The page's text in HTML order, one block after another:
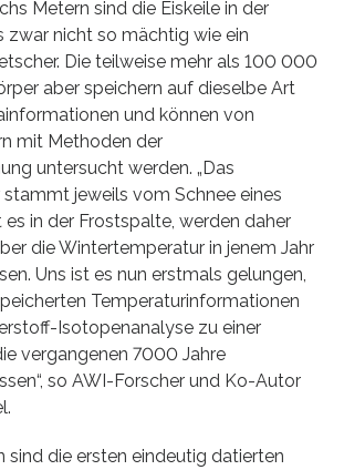
Metern sind die Eiskeile in der
zwar nicht so mächtig wie ein
Die teilweise mehr als 100 000
aber speichern auf dieselbe Art
und können von
mit Methoden der
untersucht werden. „Das
jeweils vom Schnee eines
es in der Frostspalte, werden daher
die Wintertemperatur in jenem Jahr
Uns ist es nun erstmals gelungen,
Temperaturinformationen
Isotopenanalyse zu einer
vergangenen 7000 Jahre
so AWI-Forscher und Ko-Autor
sind die ersten eindeutig datierten